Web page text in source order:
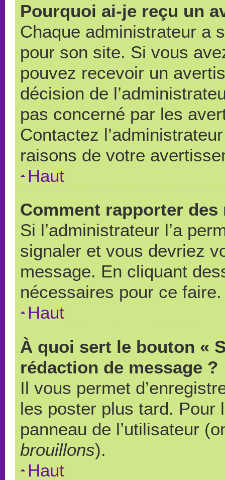
Pourquoi ai-je reçu un
Chaque administrateur a
pour son site. Si vous
pouvez recevoir un
décision de
pas concerné par les
Contactez
raisons de votre
Haut
Comment rapporter
Si l’administrateur l’a
signaler et vous devriez
message. En cliquant
nécessaires pour ce faire.
Haut
À quoi sert le bouton «
rédaction de message ?
Il vous permet
les poster plus tard. Pour
panneau de l’utilisateur
brouillons).
Haut